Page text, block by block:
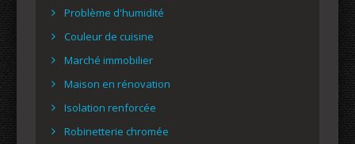
Problème d'humidité
Couleur de cuisine
Marché immobilier
Maison en rénovation
Isolation renforcée
Robinetterie chromée